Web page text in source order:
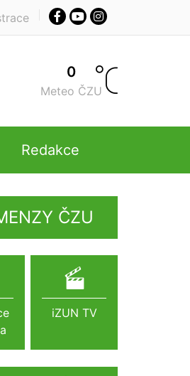
0
Meteo ČZU
Redakce
ČZU
iZUN TV